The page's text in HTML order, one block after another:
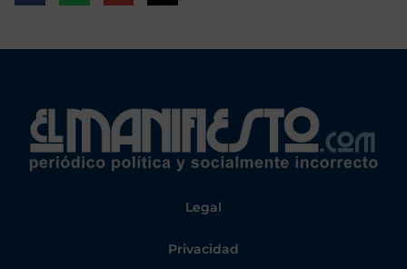
Legal
Privacidad